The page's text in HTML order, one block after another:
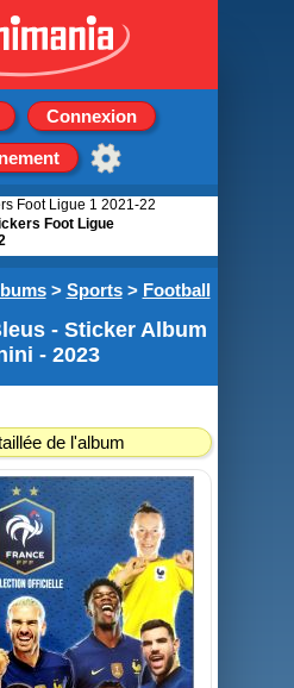
Connexion
> Sports> Football
- Sticker Album
- 2023
de l'album
Foot Ligue